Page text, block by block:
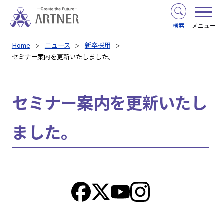
検索 メニュー
Home ニュース
新卒採用
セミナー案内を更新いたしました。
セミナー案内を更新いたし
ました。